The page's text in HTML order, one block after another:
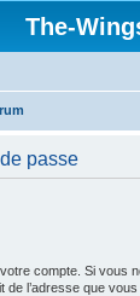
The-
passe
compte. Si vous
de l’adresse que